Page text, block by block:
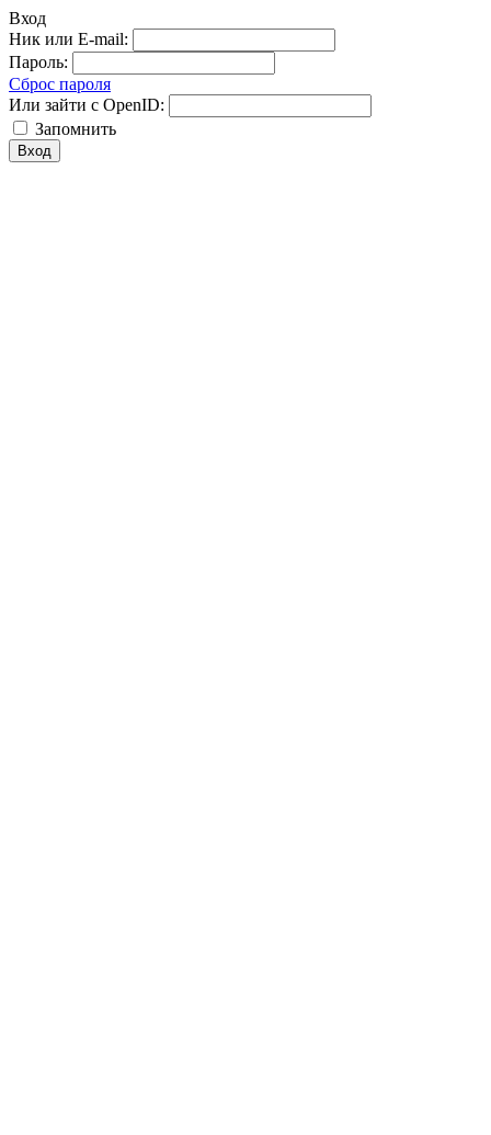
Вход
Ник или E-mail:
Пароль:
Сброс пароля
Или зайти с OpenID:
Запомнить
Вход